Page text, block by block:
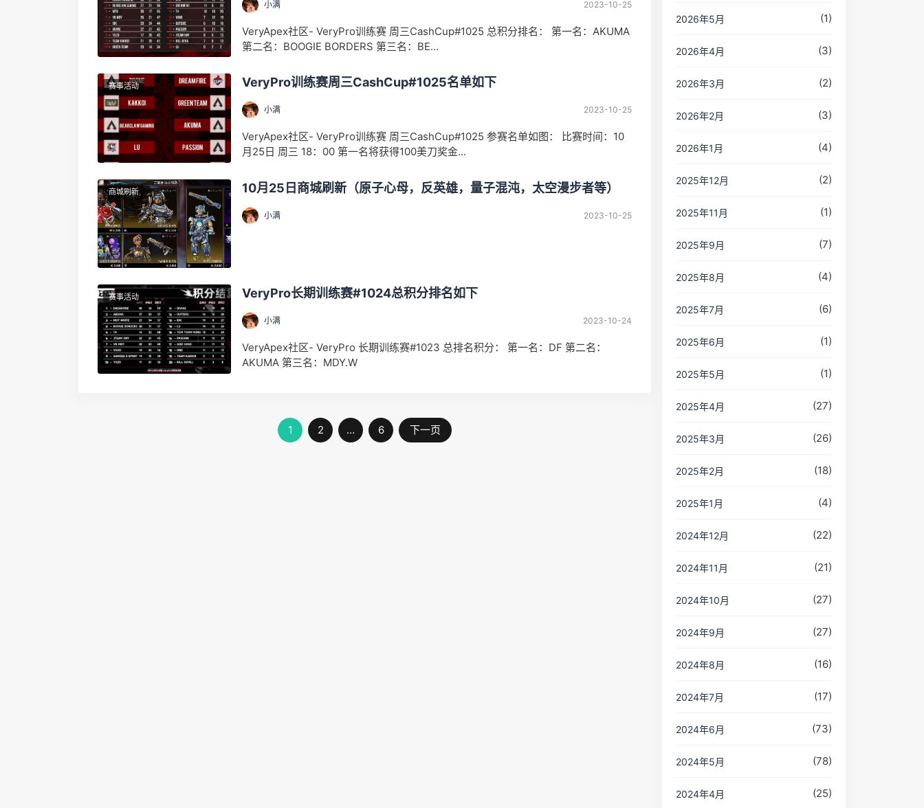
小满 2023-10-25
VeryApex社区- VeryPro训练赛 周三CashCup#1025 总积分排名： 第一名：AKUMA
第二名：BOOGIE BORDERS 第三名：BE...
赛事活动 VeryPro训练赛周三CashCup#1025名单如下
小满 2023-10-25
VeryApex社区- VeryPro训练赛 周三CashCup#1025 参赛名单如图： 比赛时间：10
月25日 周三 18：00 第一名将获得100美刀奖金...
商城刷新 10月25日商城刷新（原子心母，反英雄，量子混沌，太空漫步者等）
小满 2023-10-25
赛事活动 VeryPro长期训练赛#1024总积分排名如下
小满 2023-10-24
VeryApex社区- VeryPro 长期训练赛#1023 总排名积分： 第一名：DF 第二名：
AKUMA 第三名：MDY.W
1 2 … 6 下一页
2026年5月 (1)
2026年4月 (3)
2026年3月 (2)
2026年2月 (3)
2026年1月 (4)
2025年12月 (2)
2025年11月 (1)
2025年9月 (7)
2025年8月 (4)
2025年7月 (6)
2025年6月 (1)
2025年5月 (1)
2025年4月 (27)
2025年3月 (26)
2025年2月 (18)
2025年1月 (4)
2024年12月 (22)
2024年11月 (21)
2024年10月 (27)
2024年9月 (27)
2024年8月 (16)
2024年7月 (17)
2024年6月 (73)
2024年5月 (78)
2024年4月 (25)